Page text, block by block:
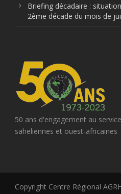
Briefing décadaire :
2ème décade du mois de
50 ans d'engagement au
saheliennes et ouest-africaines
Copyright Centre Régional